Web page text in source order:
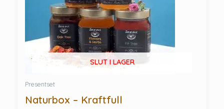
SLUT I LAGER
Presentset
Naturbox – Kraftfull